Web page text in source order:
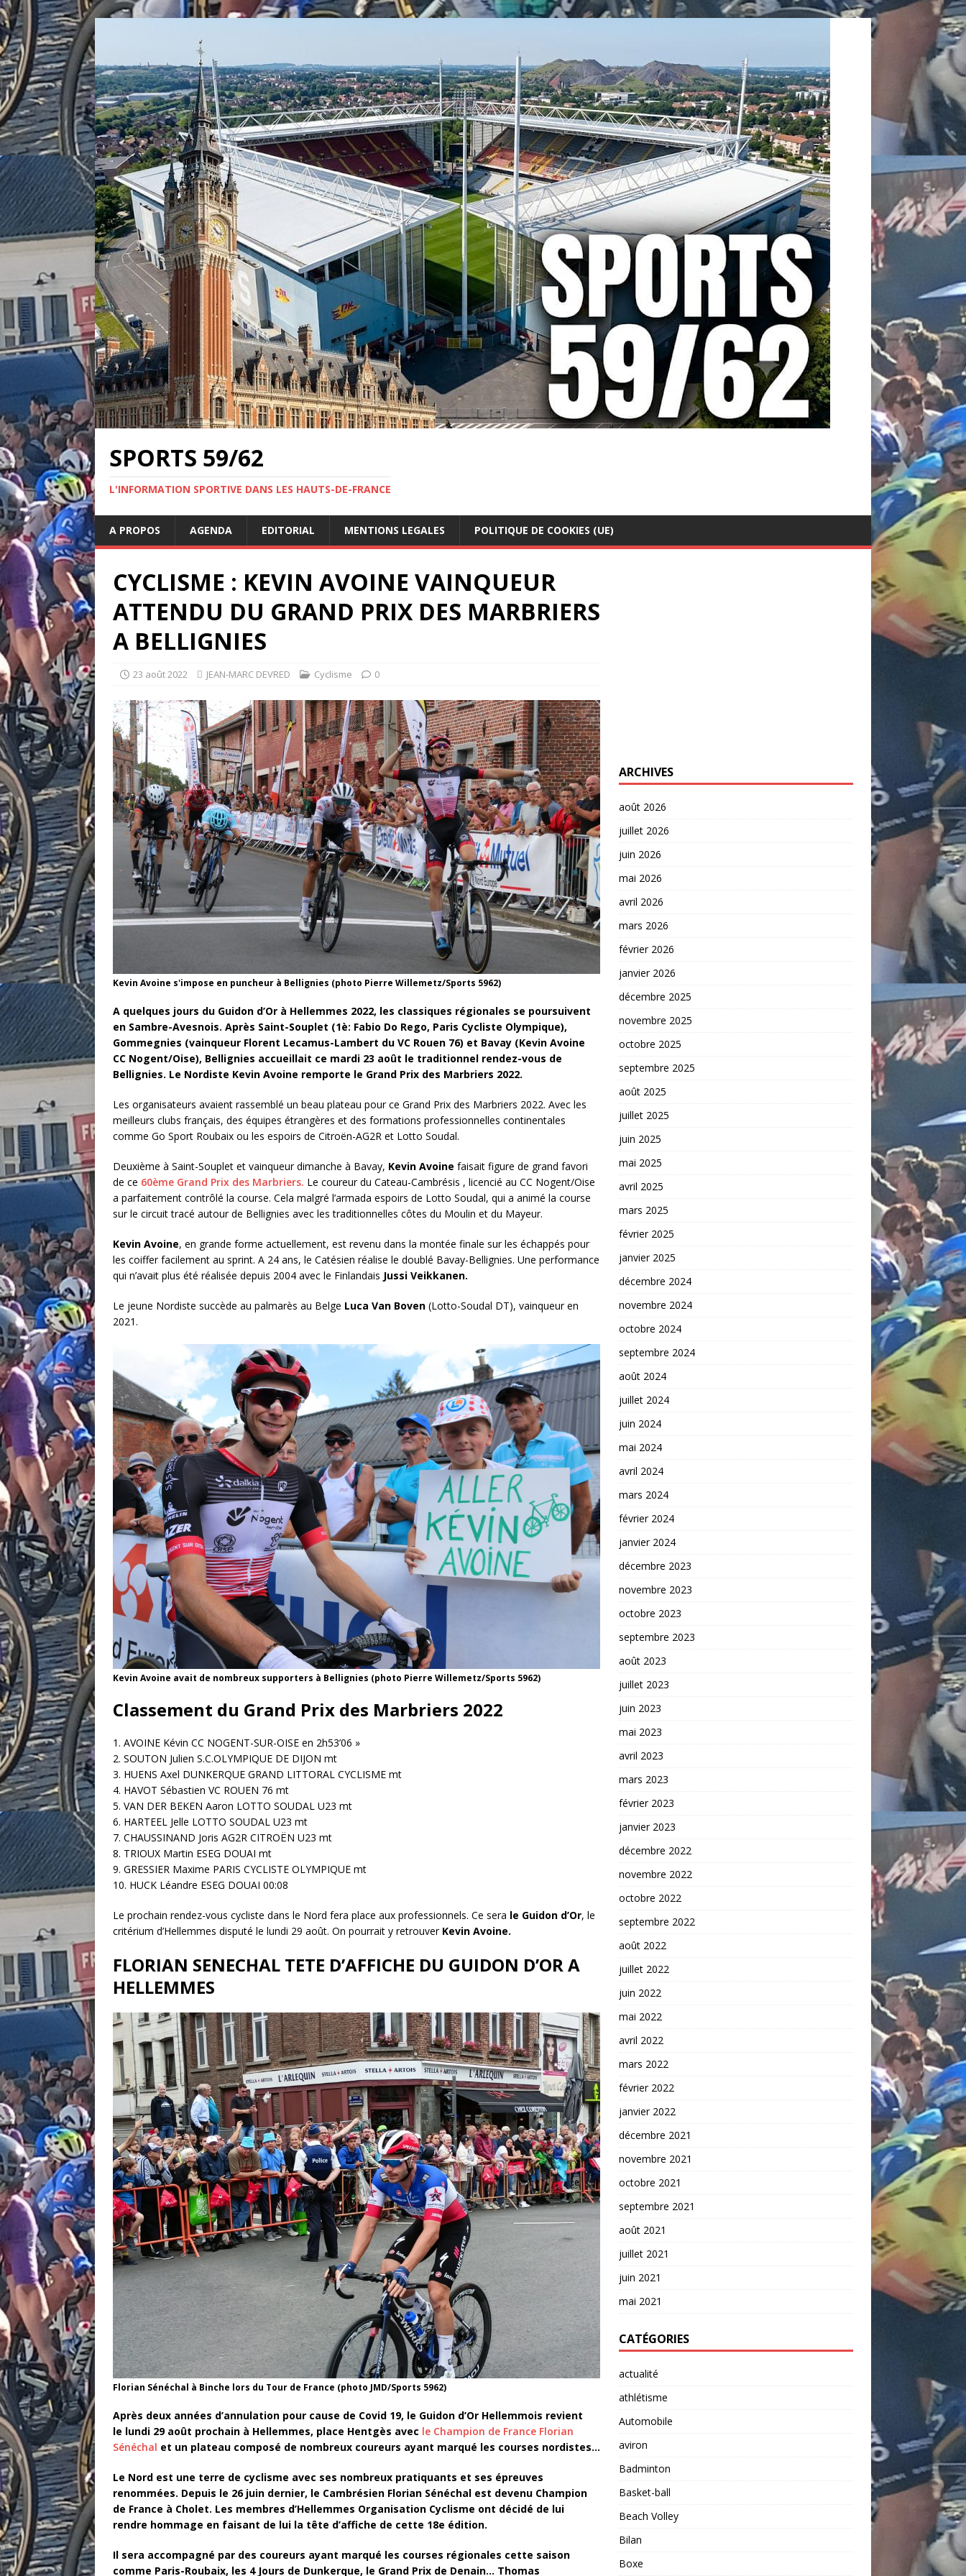
SPORTS 59/62
L'INFORMATION SPORTIVE DANS LES HAUTS-DE-FRANCE
A PROPOS AGENDA EDITORIAL MENTIONS LEGALES POLITIQUE DE COOKIES (UE)
CYCLISME : KEVIN AVOINE VAINQUEUR
ATTENDU DU GRAND PRIX DES MARBRIERS
A BELLIGNIES
23 août 2022 JEAN-MARC DEVRED Cyclisme 0
Kevin Avoine s'impose en puncheur à Bellignies (photo Pierre Willemetz/Sports 5962)
A quelques jours du Guidon d’Or à Hellemmes 2022, les classiques régionales se poursuivent
en Sambre-Avesnois. Après Saint-Souplet (1è: Fabio Do Rego, Paris Cycliste Olympique),
Gommegnies (vainqueur Florent Lecamus-Lambert du VC Rouen 76) et Bavay (Kevin Avoine
CC Nogent/Oise), Bellignies accueillait ce mardi 23 août le traditionnel rendez-vous de
Bellignies. Le Nordiste Kevin Avoine remporte le Grand Prix des Marbriers 2022.
Les organisateurs avaient rassemblé un beau plateau pour ce Grand Prix des Marbriers 2022. Avec les
meilleurs clubs français, des équipes étrangères et des formations professionnelles continentales
comme Go Sport Roubaix ou les espoirs de Citroën-AG2R et Lotto Soudal.
Deuxième à Saint-Souplet et vainqueur dimanche à Bavay, Kevin Avoine faisait figure de grand favori
de ce 60ème Grand Prix des Marbriers. Le coureur du Cateau-Cambrésis , licencié au CC Nogent/Oise
a parfaitement contrôlé la course. Cela malgré l’armada espoirs de Lotto Soudal, qui a animé la course
sur le circuit tracé autour de Bellignies avec les traditionnelles côtes du Moulin et du Mayeur.
Kevin Avoine, en grande forme actuellement, est revenu dans la montée finale sur les échappés pour
les coiffer facilement au sprint. A 24 ans, le Catésien réalise le doublé Bavay-Bellignies. Une performance
qui n’avait plus été réalisée depuis 2004 avec le Finlandais Jussi Veikkanen.
Le jeune Nordiste succède au palmarès au Belge Luca Van Boven (Lotto-Soudal DT), vainqueur en
2021.
Kevin Avoine avait de nombreux supporters à Bellignies (photo Pierre Willemetz/Sports 5962)
Classement du Grand Prix des Marbriers 2022
1. AVOINE Kévin CC NOGENT-SUR-OISE en 2h53’06 »
2. SOUTON Julien S.C.OLYMPIQUE DE DIJON mt
3. HUENS Axel DUNKERQUE GRAND LITTORAL CYCLISME mt
4. HAVOT Sébastien VC ROUEN 76 mt
5. VAN DER BEKEN Aaron LOTTO SOUDAL U23 mt
6. HARTEEL Jelle LOTTO SOUDAL U23 mt
7. CHAUSSINAND Joris AG2R CITROËN U23 mt
8. TRIOUX Martin ESEG DOUAI mt
9. GRESSIER Maxime PARIS CYCLISTE OLYMPIQUE mt
10. HUCK Léandre ESEG DOUAI 00:08
Le prochain rendez-vous cycliste dans le Nord fera place aux professionnels. Ce sera le Guidon d’Or, le
critérium d’Hellemmes disputé le lundi 29 août. On pourrait y retrouver Kevin Avoine.
FLORIAN SENECHAL TETE D’AFFICHE DU GUIDON D’OR A
HELLEMMES
Florian Sénéchal à Binche lors du Tour de France (photo JMD/Sports 5962)
Après deux années d’annulation pour cause de Covid 19, le Guidon d’Or Hellemmois revient
le lundi 29 août prochain à Hellemmes, place Hentgès avec le Champion de France Florian
Sénéchal et un plateau composé de nombreux coureurs ayant marqué les courses nordistes…
Le Nord est une terre de cyclisme avec ses nombreux pratiquants et ses épreuves
renommées. Depuis le 26 juin dernier, le Cambrésien Florian Sénéchal est devenu Champion
de France à Cholet. Les membres d’Hellemmes Organisation Cyclisme ont décidé de lui
rendre hommage en faisant de lui la tête d’affiche de cette 18e édition.
Il sera accompagné par des coureurs ayant marqué les courses régionales cette saison
comme Paris-Roubaix, les 4 Jours de Dunkerque, le Grand Prix de Denain… Thomas
ARCHIVES
août 2026
juillet 2026
juin 2026
mai 2026
avril 2026
mars 2026
février 2026
janvier 2026
décembre 2025
novembre 2025
octobre 2025
septembre 2025
août 2025
juillet 2025
juin 2025
mai 2025
avril 2025
mars 2025
février 2025
janvier 2025
décembre 2024
novembre 2024
octobre 2024
septembre 2024
août 2024
juillet 2024
juin 2024
mai 2024
avril 2024
mars 2024
février 2024
janvier 2024
décembre 2023
novembre 2023
octobre 2023
septembre 2023
août 2023
juillet 2023
juin 2023
mai 2023
avril 2023
mars 2023
février 2023
janvier 2023
décembre 2022
novembre 2022
octobre 2022
septembre 2022
août 2022
juillet 2022
juin 2022
mai 2022
avril 2022
mars 2022
février 2022
janvier 2022
décembre 2021
novembre 2021
octobre 2021
septembre 2021
août 2021
juillet 2021
juin 2021
mai 2021
CATÉGORIES
actualité
athlétisme
Automobile
aviron
Badminton
Basket-ball
Beach Volley
Bilan
Boxe